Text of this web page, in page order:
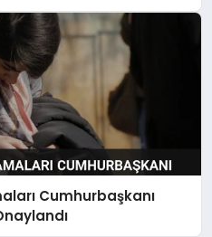
Cumhurbaşkanı